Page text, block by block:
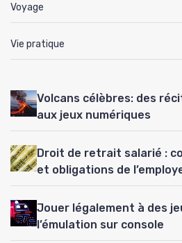
Voyage
Vie pratique
Volcans célèbres: des
aux jeux numériques
Droit de retrait salarié :
et obligations de
Jouer légalement à des
l’émulation sur console